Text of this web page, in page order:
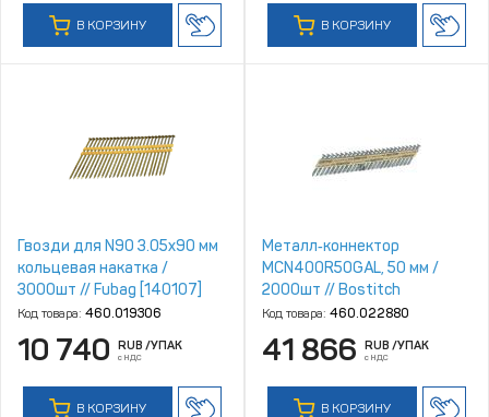
В КОРЗИНУ В КОРЗИНУ
Гвозди для N90 3.05x90 мм
кольцевая накатка /
3000шт // Fubag [140107]
Код товара: 460.019306
10 740 RUB /УПАК
с НДС
В КОРЗИНУ
Металл‑коннектор
MCN400R50GAL, 50 мм /
2000шт // Bostitch
Код товара: 460.022880
41 866 RUB /УПАК
с НДС
В КОРЗИНУ